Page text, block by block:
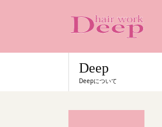
Deep
Deepについて